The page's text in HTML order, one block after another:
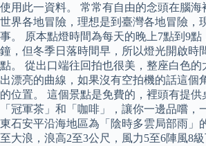
使用此一資料。 常常有自由的念頭在腦海
世界各地冒險，理想是到臺灣各地冒險，
事。 原本點燈時間為每天的晚上7點到9點
鐘，但冬季日落時間早，所以燈光開啟時
點。 從出口端往回拍也很美，整座白色
出漂亮的曲線，如果沒有空拍機的話這個
的位置。 這個景點是免費的，裡頭有提供
「冠軍茶」和「咖啡」，讓你一邊品嚐，
東石安平沿海地區為「陰時多雲局部雨」
至大浪，浪高2至3公尺，風力5至6陣風8級